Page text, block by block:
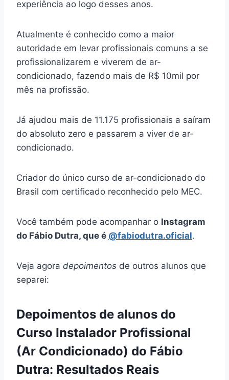
experiência ao logo desses anos.
Atualmente é conhecido como a maior
autoridade em levar profissionais comuns a se
profissionalizarem e viverem de ar-
condicionado, fazendo mais de R$ 10mil por
mês na profissão.
Já ajudou mais de 11.175 profissionais a saíram
do absoluto zero e passarem a viver de ar-
condicionado.
Criador do único curso de ar-condicionado do
Brasil com certificado reconhecido pelo MEC.
Você também pode acompanhar o Instagram
do Fábio Dutra, que é @fabiodutra.oficial.
Veja agora depoimentos de outros alunos que
separei:
Depoimentos de alunos do
Curso Instalador Profissional
(Ar Condicionado) do Fábio
Dutra: Resultados Reais